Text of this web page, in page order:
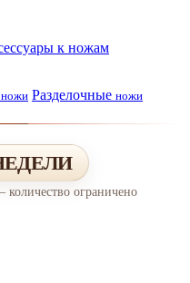
к ножам
ножи Разделочные ножи
количество ограничено